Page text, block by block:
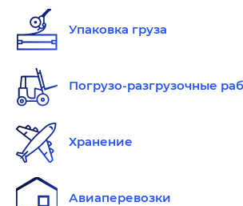
Упаковка груза
Погрузо-разгрузочные
Хранение
Авиаперевозки